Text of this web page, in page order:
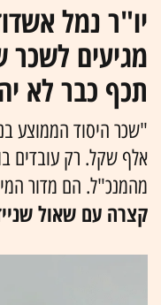
יו"ר נמל
תכף כבר לא
מהמנכ"ל. הם מדור
קצרה עם שאול